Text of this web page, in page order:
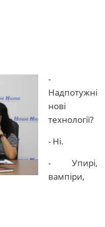
-
Надпотужні
нові
технології?
- Ні.
- Упирі,
вампіри,